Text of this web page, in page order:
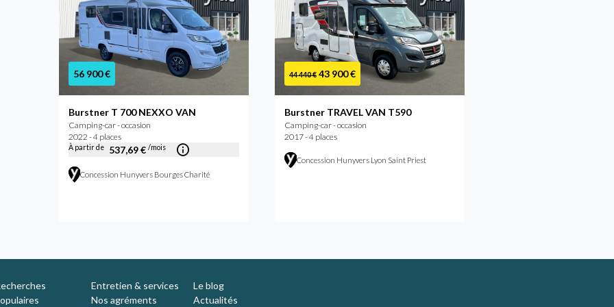
56 900 €
Burstner T 700 NEXXO VAN
Camping-car - occasion
2022 - 4 places
À partir de 537,69 € /mois
Concession Hunyvers Bourges Charité
44 440 € 43 900 €
Burstner TRAVEL VAN T590
Camping-car - occasion
2017 - 4 places
Concession Hunyvers Lyon Saint Priest
Entretien & services
Nos agréments
Le blog
Actualités